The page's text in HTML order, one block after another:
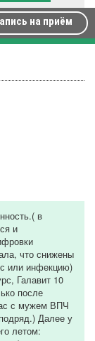
на приём
в
и
что снижены
или инфекцию)
Галавит 10
после
с мужем ВПЧ
Далее у
летом: